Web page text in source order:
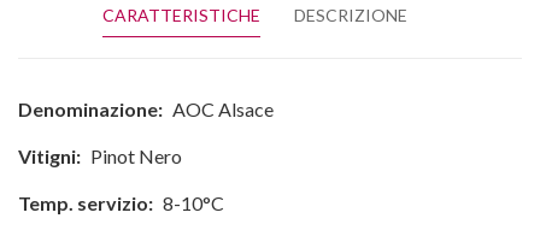
CARATTERISTICHE DESCRIZIONE
Denominazione: AOC Alsace
Vitigni: Pinot Nero
Temp. servizio: 8-10°C